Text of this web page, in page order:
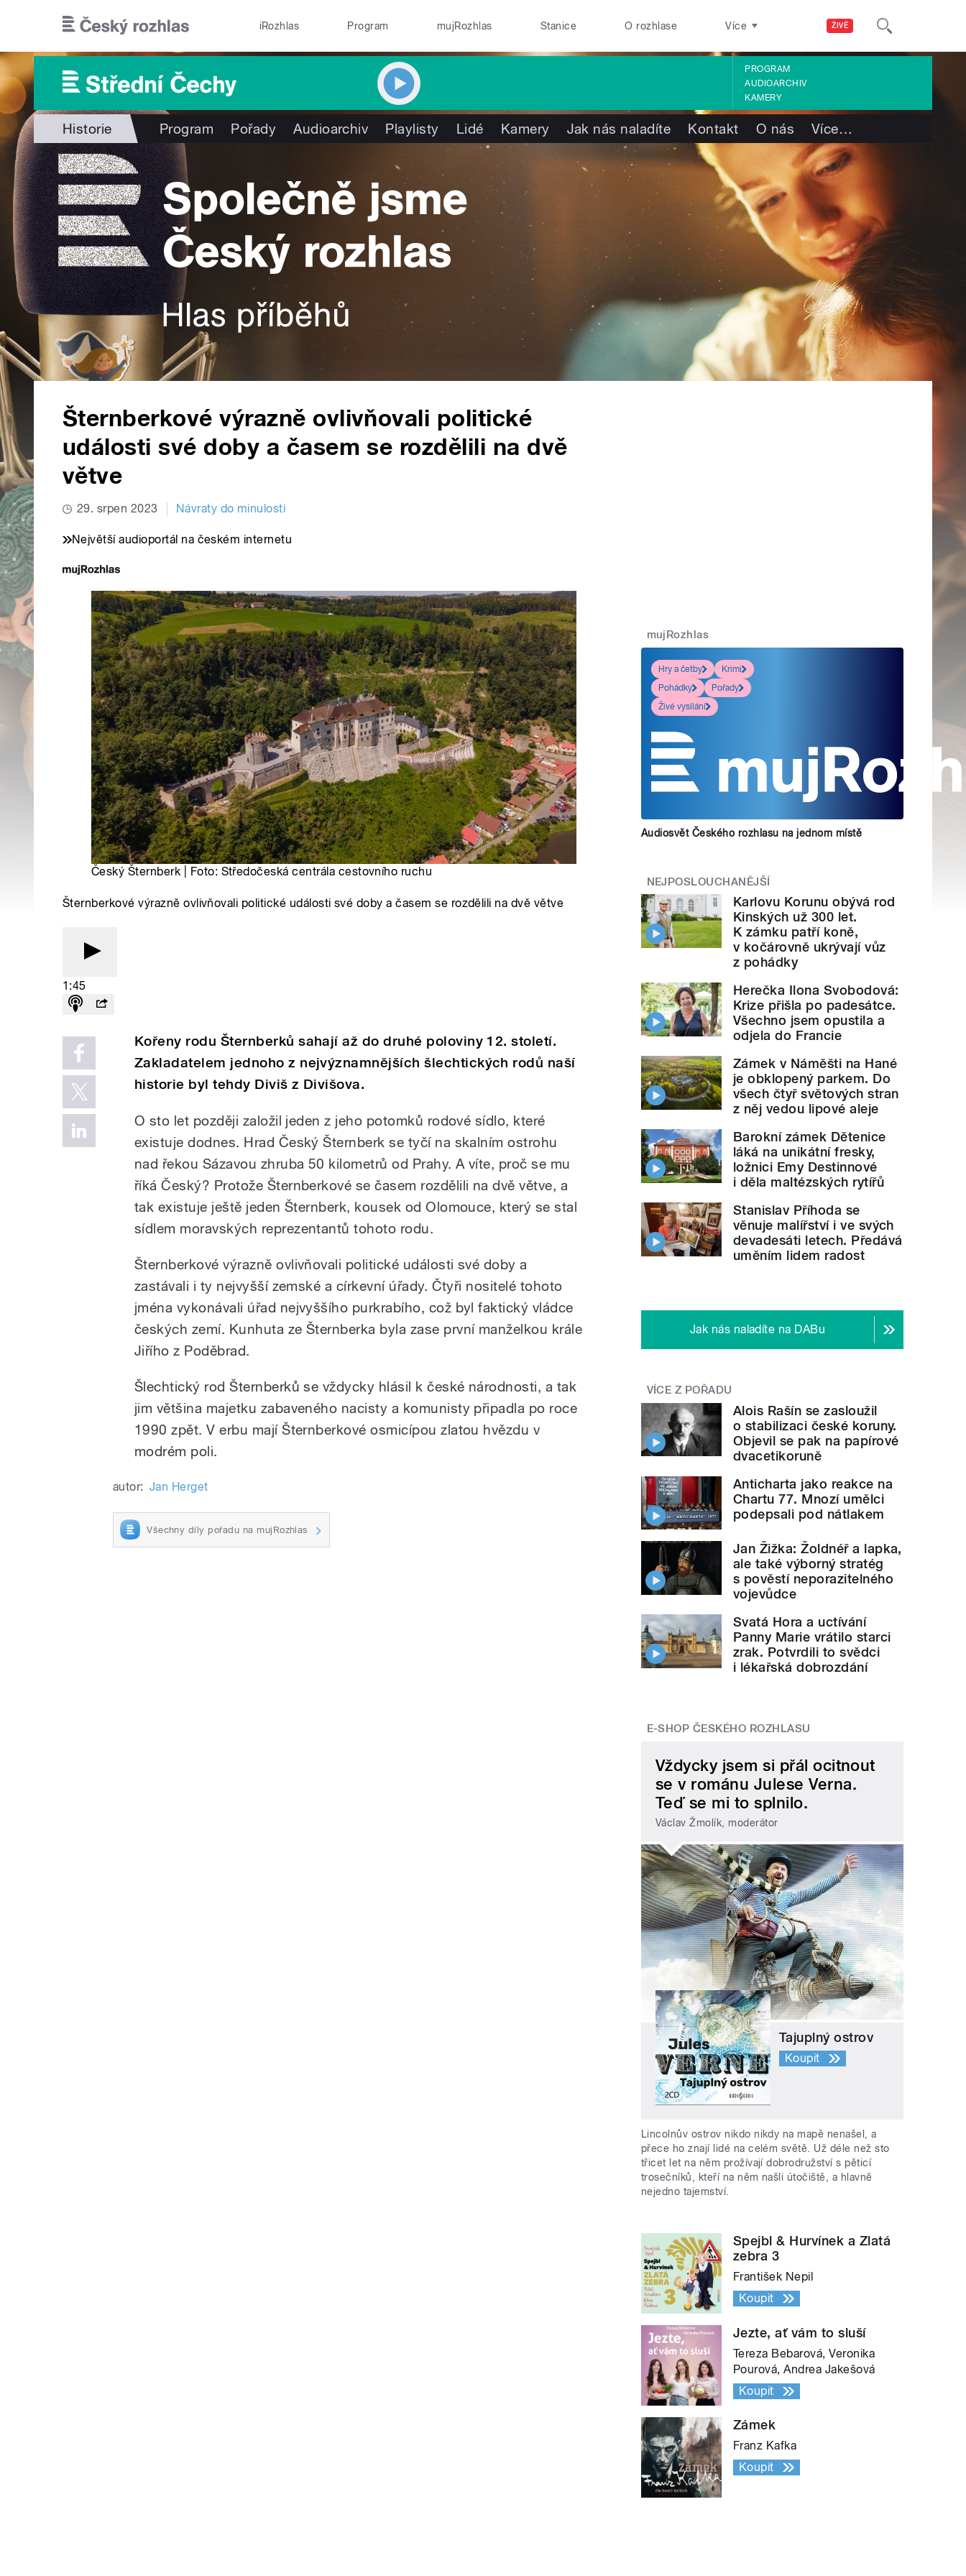
ŽIVĚ
iRozhlas Program mujRozhlas Stanice O rozhlase Více
PROGRAM
AUDIOARCHIV
KAMERY
Historie Program Pořady Audioarchiv Playlisty Lidé Kamery Jak nás naladíte Kontakt O nás Více…
Šternberkové výrazně ovlivňovali politické
události své doby a časem se rozdělili na dvě
větve
29. srpen 2023 Návraty do minulosti
Největší audioportál na českém internetu
Český Šternberk | Foto: Středočeská centrála cestovního ruchu
Šternberkové výrazně ovlivňovali politické události své doby a časem se rozdělili na dvě větve
1:45
Kořeny rodu Šternberků sahají až do druhé poloviny 12. století.
Zakladatelem jednoho z nejvýznamnějších šlechtických rodů naší
historie byl tehdy Diviš z Divišova.
O sto let později založil jeden z jeho potomků rodové sídlo, které
existuje dodnes. Hrad Český Šternberk se tyčí na skalním ostrohu
nad řekou Sázavou zhruba 50 kilometrů od Prahy. A víte, proč se mu
říká Český? Protože Šternberkové se časem rozdělili na dvě větve, a
tak existuje ještě jeden Šternberk, kousek od Olomouce, který se stal
sídlem moravských reprezentantů tohoto rodu.
Šternberkové výrazně ovlivňovali politické události své doby a
zastávali i ty nejvyšší zemské a církevní úřady. Čtyři nositelé tohoto
jména vykonávali úřad nejvyššího purkrabího, což byl faktický vládce
českých zemí. Kunhuta ze Šternberka byla zase první manželkou krále
Jiřího z Poděbrad.
Šlechtický rod Šternberků se vždycky hlásil k české národnosti, a tak
jim většina majetku zabaveného nacisty a komunisty připadla po roce
1990 zpět. V erbu mají Šternberkové osmicípou zlatou hvězdu v
modrém poli.
autor: Jan Herget
Všechny díly pořadu na mujRozhlas
mujRozhlas
Hry a četby
Krimi
Pohádky
Pořady
Živé vysílání
Audiosvět Českého rozhlasu na jednom místě
NEJPOSLOUCHANĚJŠÍ
Karlovu Korunu obývá rod
Kinských už 300 let.
K zámku patří koně,
v kočárovně ukrývají vůz
z pohádky
Herečka Ilona Svobodová:
Krize přišla po padesátce.
Všechno jsem opustila a
odjela do Francie
Zámek v Náměšti na Hané
je obklopený parkem. Do
všech čtyř světových stran
z něj vedou lipové aleje
Barokní zámek Dětenice
láká na unikátní fresky,
ložnici Emy Destinnové
i děla maltézských rytířů
Stanislav Příhoda se
věnuje malířství i ve svých
devadesáti letech. Předává
uměním lidem radost
Jak nás naladíte na DABu
VÍCE Z POŘADU
Alois Rašín se zasloužil
o stabilizaci české koruny.
Objevil se pak na papírové
dvacetikoruně
Anticharta jako reakce na
Chartu 77. Mnozí umělci
podepsali pod nátlakem
Jan Žižka: Žoldnéř a lapka,
ale také výborný stratég
s pověstí neporazitelného
vojevůdce
Svatá Hora a uctívání
Panny Marie vrátilo starci
zrak. Potvrdili to svědci
i lékařská dobrozdání
E-SHOP ČESKÉHO ROZHLASU
Vždycky jsem si přál ocitnout
se v románu Julese Verna.
Teď se mi to splnilo.
Václav Žmolík, moderátor
Tajuplný ostrov
Koupit
Lincolnův ostrov nikdo nikdy na mapě nenašel, a
přece ho znají lidé na celém světě. Už déle než sto
třicet let na něm prožívají dobrodružství s pěticí
trosečníků, kteří na něm našli útočiště, a hlavně
nejedno tajemství.
Spejbl & Hurvínek a Zlatá
zebra 3
František Nepil
Koupit
Jezte, ať vám to sluší
Tereza Bebarová, Veronika
Pourová, Andrea Jakešová
Koupit
Zámek
Franz Kafka
Koupit